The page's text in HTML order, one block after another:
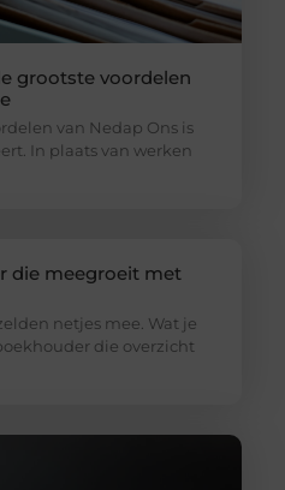
grootste voordelen
van Nedap Ons is
In plaats van werken
die meegroeit met
netjes mee. Wat je
die overzicht